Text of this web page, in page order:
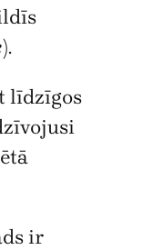
).
līdzīgos
ir